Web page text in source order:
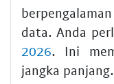
data. Anda
2026. Ini
jangka panjang.